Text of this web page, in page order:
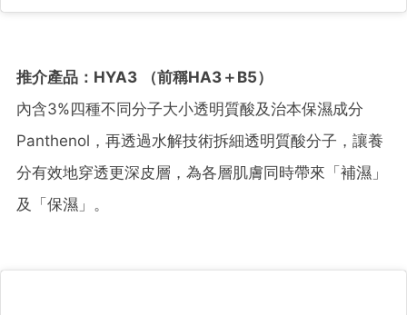
推介產品：HYA3 （前稱HA3＋B5）
內含3%四種不同分子大小透明質酸及治本保濕成分
Panthenol，再透過水解技術拆細透明質酸分子，讓養
分有效地穿透更深皮層，為各層肌膚同時帶來「補濕」
及「保濕」。